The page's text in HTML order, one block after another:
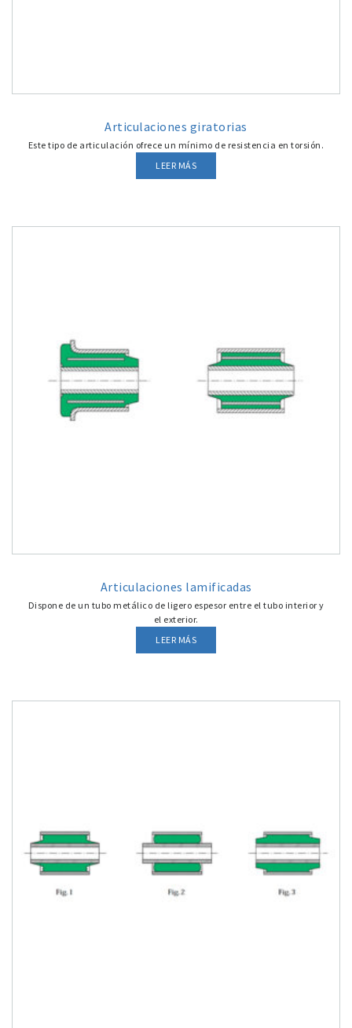
Articulaciones giratorias
Este tipo de articulación ofrece un mínimo de resistencia en torsión.
LEER MÁS
Articulaciones lamificadas
Dispone de un tubo metálico de ligero espesor entre el tubo interior y
el exterior.
LEER MÁS